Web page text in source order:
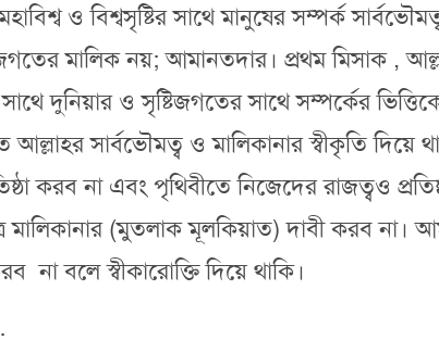
ও বিশ্বসৃষ্টির সাথে মানুষের সম্পর্ক
মালিক নয়; আমানতদার। প্রথম মিসাক ,
দুনিয়ার ও সৃষ্টিজগতের সাথে সম্পর্কের
সার্বভৌমত্ব ও মালিকানার স্বীকৃতি দিয়ে
করব না এবং পৃথিবীতে নিজেদের রাজত্বও
(মুতলাক মূলকিয়াত) দাবী করব না।
বলে স্বীকারোক্তি দিয়ে থাকি।